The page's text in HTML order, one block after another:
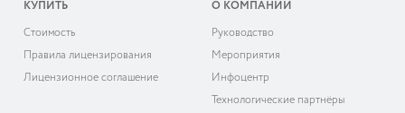
КУПИТЬ
Cтоимость
Правила лицензирования
Лицензионное соглашение
О КОМПАНИИ
Руководство
Мероприятия
Инфоцентр
Технологические партнёры